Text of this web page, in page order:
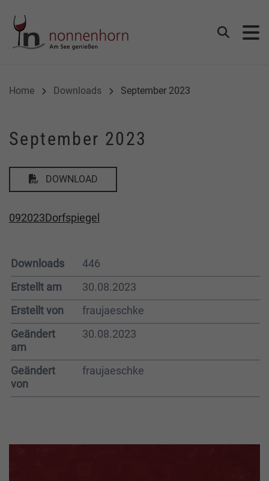
Suchen
Home Downloads September 2023
September 2023
DOWNLOAD
092023Dorfspiegel
Downloads
446
Erstellt am
30.08.2023
Erstellt von
fraujaeschke
Geändert
am
30.08.2023
Geändert
von
fraujaeschke